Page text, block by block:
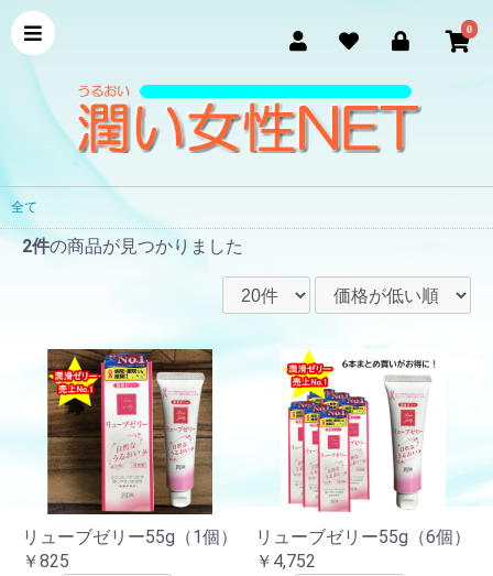
0
全て
2件の商品が見つかりました
リューブゼリー55g（1個）
￥825
リューブゼリー55g（6個）
￥4,752